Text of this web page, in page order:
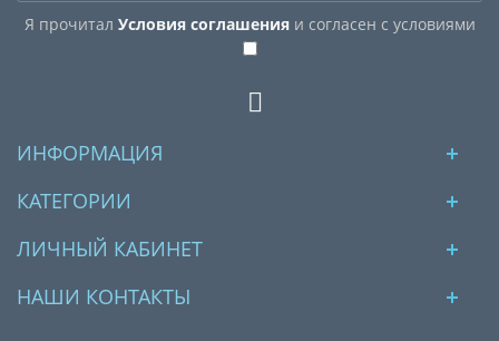
Я прочитал Условия соглашенияи согласен с условиями
ИНФОРМАЦИЯ
КАТЕГОРИИ
ЛИЧНЫЙ КАБИНЕТ
НАШИ КОНТАКТЫ